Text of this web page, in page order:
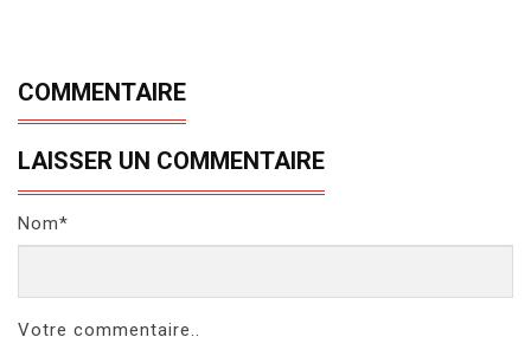
COMMENTAIRE
LAISSER UN COMMENTAIRE
Nom*
Votre commentaire..